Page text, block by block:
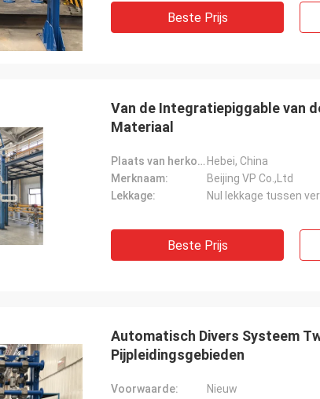
Beste Prijs
Van de Integratiepiggable van
Materiaal
Plaats van herkomst: Hebei, China
Merknaam:
Beijing VP Co.,Ltd
Lekkage:
Nul lekkage tussen
Beste Prijs
Automatisch Divers Systeem
Pijpleidingsgebieden
Voorwaarde:
Nieuw